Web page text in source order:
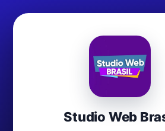
Studio Web